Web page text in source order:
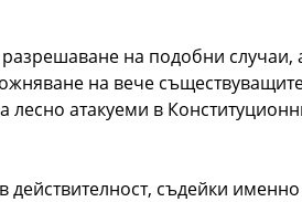
на подобни случаи,
на вече
лесно атакуеми в
съдейки